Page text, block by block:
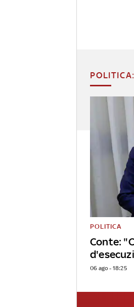
Conte:
POLITICA
06 ago - 18:25